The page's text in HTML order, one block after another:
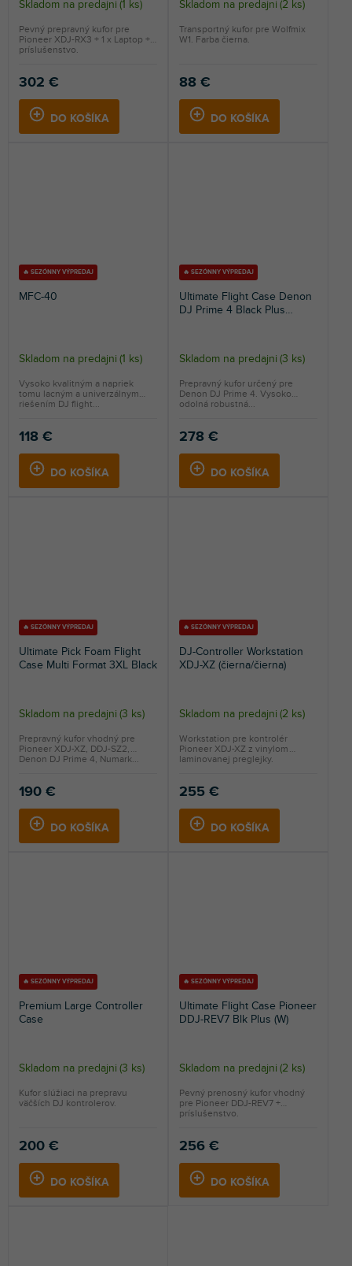
Skladom na predajni (1 ks)
302 €
DO KOŠÍKA
Pevný prepravný kufor pre
Pioneer XDJ-RX3 + 1 x Laptop +
príslušenstvo.
Skladom na predajni (2 ks)
88 €
DO KOŠÍKA
Transportný kufor pre Wolfmix
W1. Farba čierna.
🔥 SEZÓNNY VÝPREDAJ
MFC-40
Skladom na predajni (1 ks)
118 €
DO KOŠÍKA
Vysoko kvalitným a napriek
tomu lacným a univerzálnym
riešením DJ flight...
🔥 SEZÓNNY VÝPREDAJ
Ultimate Flight Case Denon
DJ Prime 4 Black Plus
Skladom na predajni (3 ks)
278 €
DO KOŠÍKA
Prepravný kufor určený pre
Denon DJ Prime 4. Vysoko
odolná robustná...
🔥 SEZÓNNY VÝPREDAJ
Ultimate Pick Foam Flight
Case Multi Format 3XL Black
Skladom na predajni (3 ks)
190 €
DO KOŠÍKA
Prepravný kufor vhodný pre
Pioneer XDJ-XZ, DDJ-SZ2,
Denon DJ Prime 4, Numark...
🔥 SEZÓNNY VÝPREDAJ
DJ-Controller Workstation
XDJ-XZ (čierna/čierna)
Skladom na predajni (2 ks)
255 €
DO KOŠÍKA
Workstation pre kontrolér
Pioneer XDJ-XZ z vinylom
laminovanej preglejky.
🔥 SEZÓNNY VÝPREDAJ
Premium Large Controller
Case
Skladom na predajni (3 ks)
200 €
DO KOŠÍKA
Kufor slúžiaci na prepravu
väčších DJ kontrolerov.
🔥 SEZÓNNY VÝPREDAJ
Ultimate Flight Case Pioneer
DDJ-REV7 Blk Plus (W)
Skladom na predajni (2 ks)
256 €
DO KOŠÍKA
Pevný prenosný kufor vhodný
pre Pioneer DDJ-REV7 +
príslušenstvo.